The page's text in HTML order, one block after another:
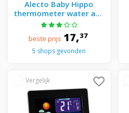
Alecto Baby Hippo
thermometer water and
air temperature
beste prijs 17,37
5 shops gevonden